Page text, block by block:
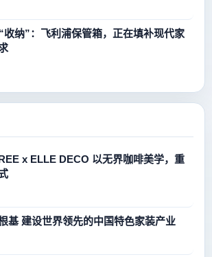
收纳”：飞利浦保管箱，正在填补现代家
x ELLE DECO 以无界咖啡美学，重
坚守初心，夯实根基 建设世界领先的中国特色家装产业